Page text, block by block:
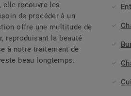
elle recouvre les
de procéder à un
offre une multitude de
reproduisant la beauté
à notre traitement de
beau longtemps.